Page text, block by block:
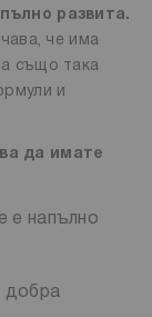
развита.
че има
също така
и
да имате
е напълно
добра